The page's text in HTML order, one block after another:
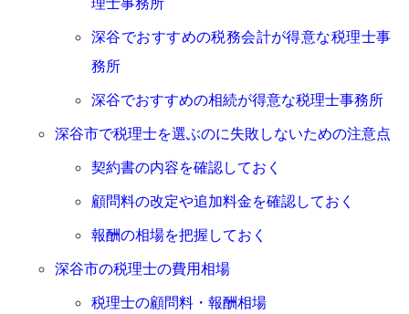
深谷でおすすめの税務会計が得意な税理士事
務所
深谷でおすすめの相続が得意な税理士事務所
深谷市で税理士を選ぶのに失敗しないための注意点
契約書の内容を確認しておく
顧問料の改定や追加料金を確認しておく
報酬の相場を把握しておく
深谷市の税理士の費用相場
税理士の顧問料・報酬相場